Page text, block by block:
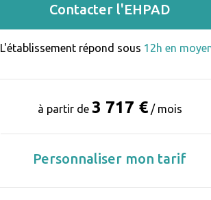
Contacter l'EHPAD
L'établissement répond sous 12h en
à partir de 3 717 €/ mois
Personnaliser mon tarif